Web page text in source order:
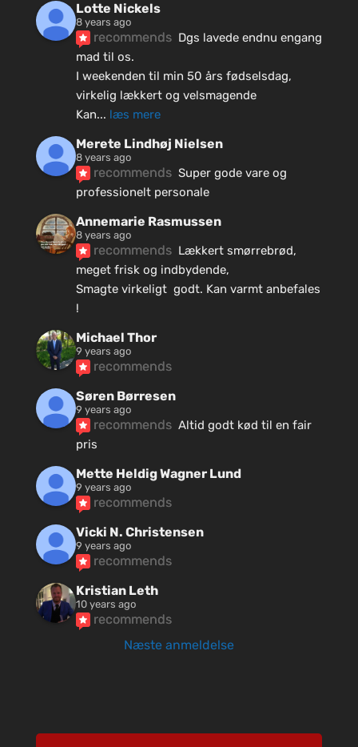
Lotte Nickels
8 years ago
recommends Dgs lavede endnu engang
mad til os.
I weekenden til min 50 års fødselsdag,
virkelig lækkert og velsmagende
Kan... læs mere
Merete Lindhøj Nielsen
8 years ago
recommends Super gode vare og
professionelt personale
Annemarie Rasmussen
8 years ago
recommends Lækkert smørrebrød,
meget frisk og indbydende,
Smagte virkeligt  godt. Kan varmt anbefales
!
Michael Thor
9 years ago
recommends
Søren Børresen
9 years ago
recommends Altid godt kød til en fair
pris
Mette Heldig Wagner Lund
9 years ago
recommends
Vicki N. Christensen
9 years ago
recommends
Kristian Leth
10 years ago
recommends
Næste anmeldelse